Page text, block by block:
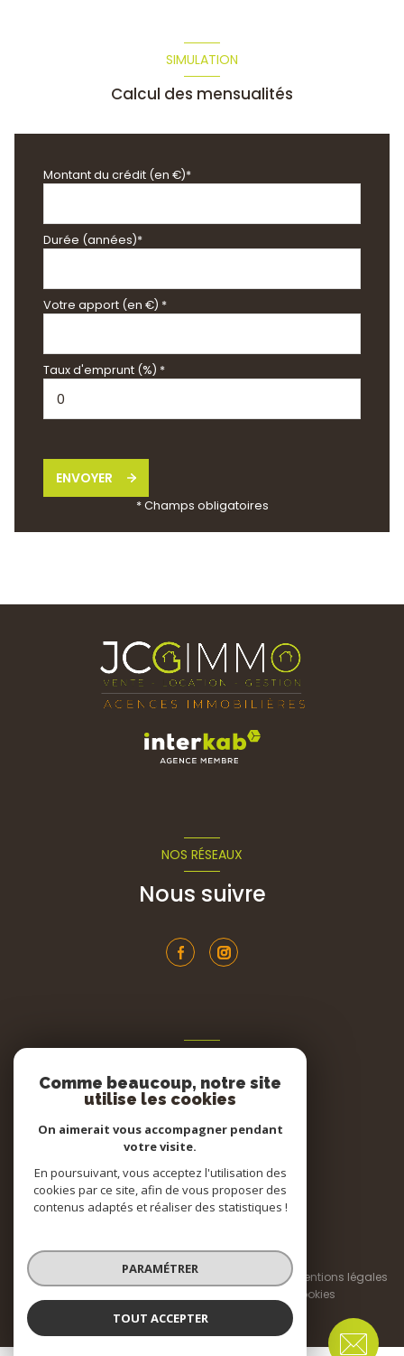
SIMULATION
Calcul des mensualités
Montant du crédit (en €)*
Durée (années)*
Votre apport (en €) *
Taux d'emprunt (%) *
ENVOYER
* Champs obligatoires
NOS RÉSEAUX
Nous suivre
Nous adhérons
© 2026 | Tous droits réservés
Nos honoraires
Nos partenaires
Mentions légales
Cookies
Comme beaucoup, notre site
utilise les cookies
On aimerait vous accompagner pendant
votre visite.
En poursuivant, vous acceptez l'utilisation des
cookies par ce site, afin de vous proposer des
contenus adaptés et réaliser des statistiques !
PARAMÉTRER
TOUT ACCEPTER